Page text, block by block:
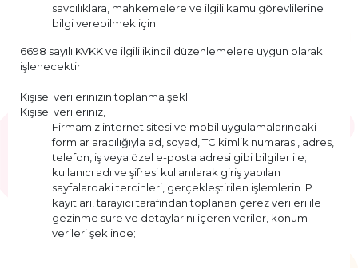
savcılıklara, mahkemelere ve ilgili kamu görevlilerine
bilgi verebilmek için;
6698 sayılı KVKK ve ilgili ikincil düzenlemelere uygun olarak
işlenecektir.
Kişisel verilerinizin toplanma şekli
Kişisel verileriniz,
Firmamız internet sitesi ve mobil uygulamalarındaki
formlar aracılığıyla ad, soyad, TC kimlik numarası, adres,
telefon, iş veya özel e-posta adresi gibi bilgiler ile;
kullanıcı adı ve şifresi kullanılarak giriş yapılan
sayfalardaki tercihleri, gerçekleştirilen işlemlerin IP
kayıtları, tarayıcı tarafından toplanan çerez verileri ile
gezinme süre ve detaylarını içeren veriler, konum
verileri şeklinde;